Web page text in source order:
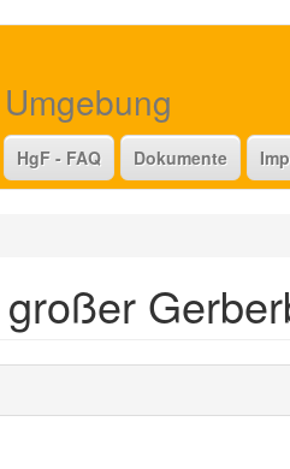
HgF - FAQ Dokumente